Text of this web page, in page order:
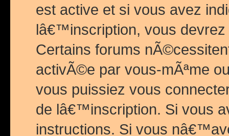
est active et si vous avez
lâ€™inscription, vous
Certains forums
activÃ©e par vous-mÃªme
vous puissiez vous
de lâ€™inscription. Si vous
instructions. Si vous